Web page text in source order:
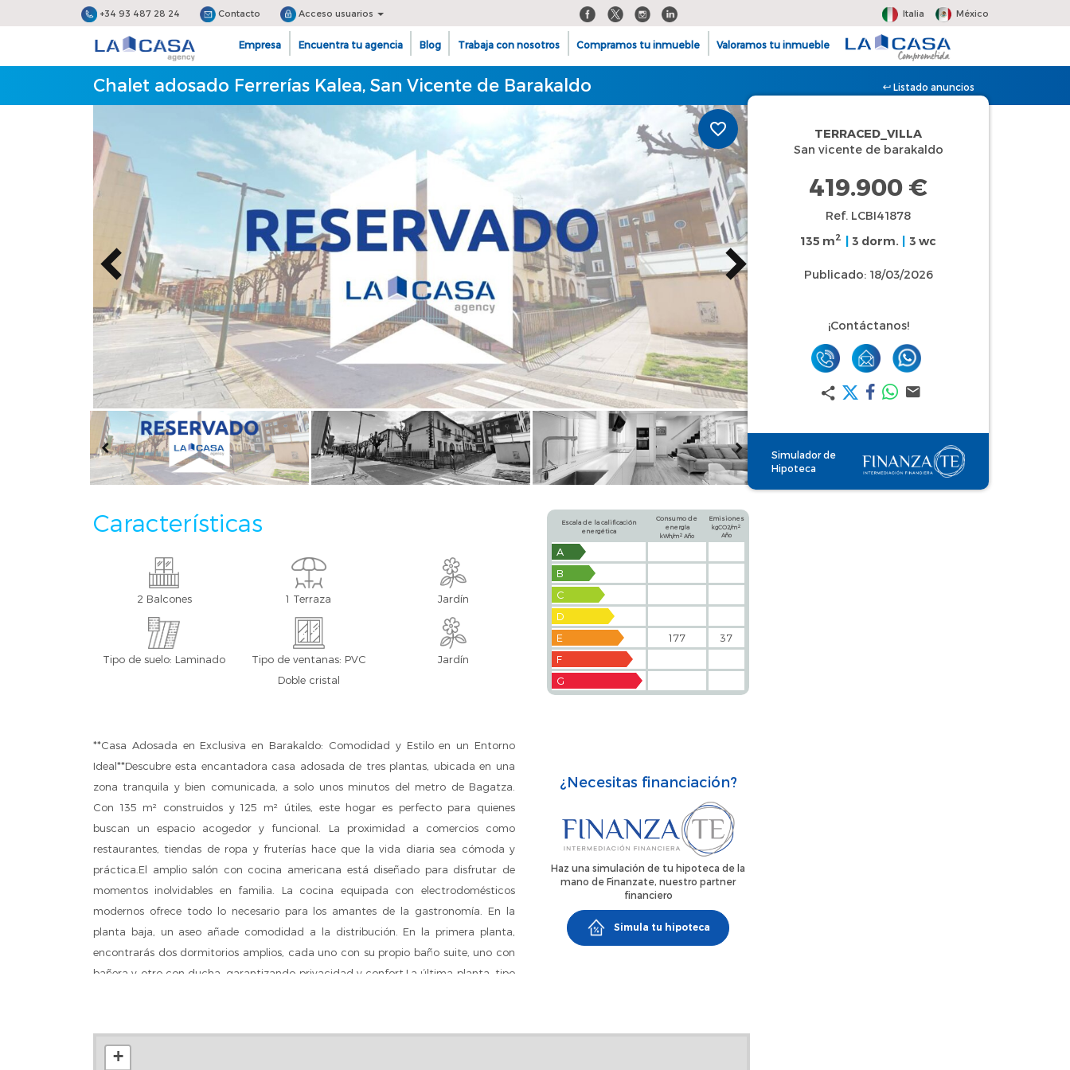
+34 93 487 28 24 Contacto Acceso usuarios Italia México
Empresa Encuentra tu agencia Blog Trabaja con nosotros Compramos tu inmueble Valoramos tu inmueble
Chalet adosado Ferrerías Kalea, San Vicente de Barakaldo Listado anuncios
Características
2 Balcones 1 Terraza Jardín
Tipo de suelo: Laminado
Tipo de ventanas: PVC
Doble cristal
Jardín
Escala de la calificación
energética
Consumo de
energía
kWh/m2Año
Emisiones
kgCO2/m2
Año
A
B
C
D
E
177
37
F
G
**Casa Adosada en Exclusiva en Barakaldo: Comodidad y Estilo en un Entorno
Ideal**Descubre esta encantadora casa adosada de tres plantas, ubicada en una
zona tranquila y bien comunicada, a solo unos minutos del metro de Bagatza.
Con 135 m² construidos y 125 m² útiles, este hogar es perfecto para quienes
buscan un espacio acogedor y funcional. La proximidad a comercios como
restaurantes, tiendas de ropa y fruterías hace que la vida diaria sea cómoda y
práctica.El amplio salón con cocina americana está diseñado para disfrutar de
momentos inolvidables en familia. La cocina equipada con electrodomésticos
modernos ofrece todo lo necesario para los amantes de la gastronomía. En la
planta baja, un aseo añade comodidad a la distribución. En la primera planta,
encontrarás dos dormitorios amplios, cada uno con su propio baño suite, uno con
bañera y otro con ducha, garantizando privacidad y confort.La última planta, tipo
ideal para disfrutar del aire libre, mientras que las zonas comunes ajardinadas
aportan un toque de naturaleza al entorno. Con ventanas de PVC de doble cristal
¿Necesitas financiación?
Haz una simulación de tu hipoteca de la
mano de Finanzate, nuestro partner
financiero
Simula tu hipoteca
+
TERRACED_VILLA
San vicente de barakaldo
419.900 €
Ref. LCBI41878
135 m2 3 dorm. 3 wc
Publicado: 18/03/2026
¡Contáctanos!
Simulador de
Hipoteca